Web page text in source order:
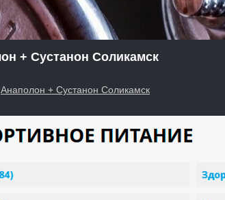
+ Сустанон Соликамск
Анаполон + Сустанон Соликамск